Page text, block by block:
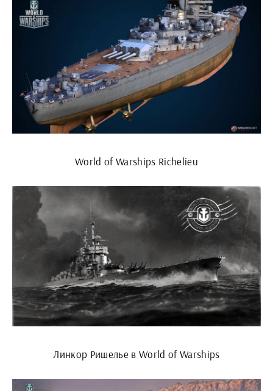
World of Warships Richelieu
Линкор Ришелье в World of Warships